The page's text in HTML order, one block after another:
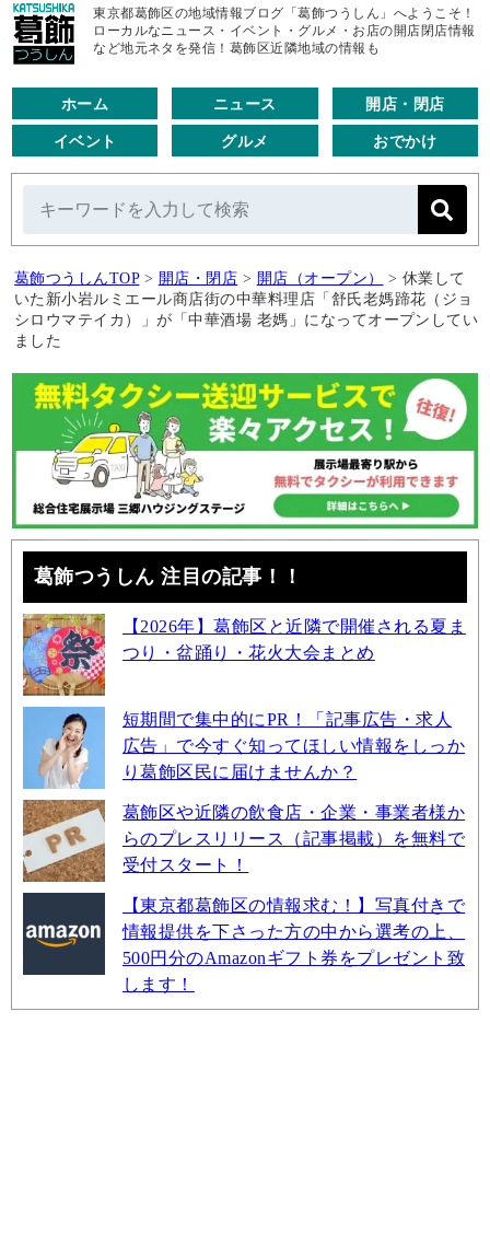
東京都葛飾区の地域情報ブログ「葛飾つうしん」へようこそ！
ローカルなニュース・イベント・グルメ・お店の開店閉店情報
など地元ネタを発信！葛飾区近隣地域の情報も
ホーム ニュース 開店・閉店
イベント グルメ おでかけ
葛飾つうしんTOP > 開店・閉店 > 開店（オープン） > 休業して
いた新小岩ルミエール商店街の中華料理店「舒氏老媽蹄花（ジョ
シロウマテイカ）」が「中華酒場 老媽」になってオープンしてい
ました
葛飾つうしん 注目の記事！！
【2026年】葛飾区と近隣で開催される夏ま
つり・盆踊り・花火大会まとめ
短期間で集中的にPR！「記事広告・求人
広告」で今すぐ知ってほしい情報をしっか
り葛飾区民に届けませんか？
葛飾区や近隣の飲食店・企業・事業者様か
らのプレスリリース（記事掲載）を無料で
受付スタート！
【東京都葛飾区の情報求む！】写真付きで
情報提供を下さった方の中から選考の上、
500円分のAmazonギフト券をプレゼント致
します！